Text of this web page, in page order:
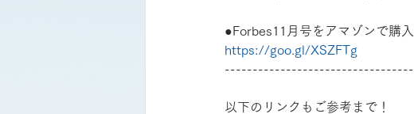
●Forbes11月号をアマゾンで購入
https://goo.gl/XSZFTg
----------------------------------
以下のリンクもご参考まで！